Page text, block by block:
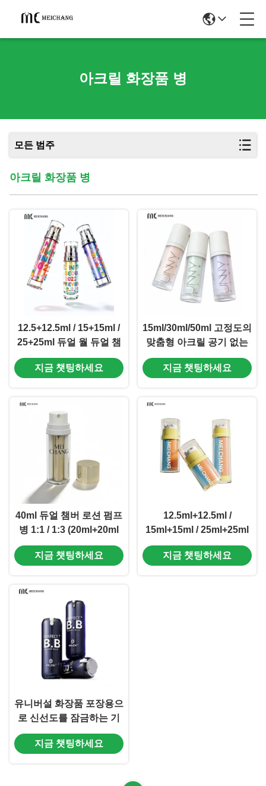
아크릴 화장품 병
모든 범주
아크릴 화장품 병
12.5+12.5ml / 15+15ml /
25+25ml 듀얼 월 듀얼 챔
버 듀얼 펌프 세럼 병
0.25ml 일정 복용량 낮 &
지금 챗팅하세요
15ml/30ml/50ml 고정도의
맞춤형 아크릴 공기 없는
펌프 병 (MC-1604)
지금 챗팅하세요
40ml 듀얼 챔버 로션 펌프
병 1:1 / 1:3 (20ml+20ml
10ml+30ml) 하이엔드 세
럼 브랜드용으로 설계되었
지금 챗팅하세요
12.5ml+12.5ml /
15ml+15ml / 25ml+25ml
듀얼 챔버 보틀 (듀얼 독립
챔버 및 맞춤형 브랜딩)
지금 챗팅하세요
유니버설 화장품 포장용으
로 신선도를 잠금하는 기
술로 고정도의 아크릴 공
기 없는 병 15/30/50ML
지금 챗팅하세요